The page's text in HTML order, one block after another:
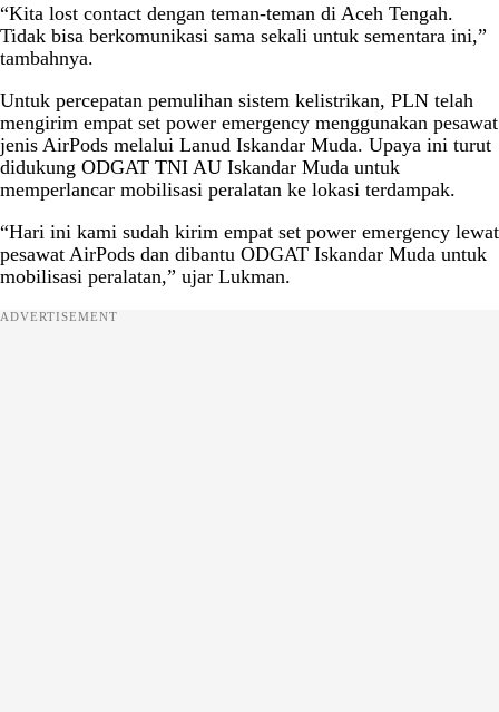
“Kita lost contact dengan teman-teman di Aceh Tengah.
Tidak bisa berkomunikasi sama sekali untuk sementara ini,”
tambahnya.
Untuk percepatan pemulihan sistem kelistrikan, PLN telah
mengirim empat set power emergency menggunakan pesawat
jenis AirPods melalui Lanud Iskandar Muda. Upaya ini turut
didukung ODGAT TNI AU Iskandar Muda untuk
memperlancar mobilisasi peralatan ke lokasi terdampak.
“Hari ini kami sudah kirim empat set power emergency lewat
pesawat AirPods dan dibantu ODGAT Iskandar Muda untuk
mobilisasi peralatan,” ujar Lukman.
ADVERTISEMENT